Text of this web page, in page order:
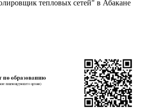
тепловых сетей" в Абакане